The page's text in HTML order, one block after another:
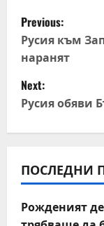
P
o
s
t
n
a
v
Previous:
Русия към
наранят
Next:
Русия обяви
ПОСЛЕДНИ
Рожденият